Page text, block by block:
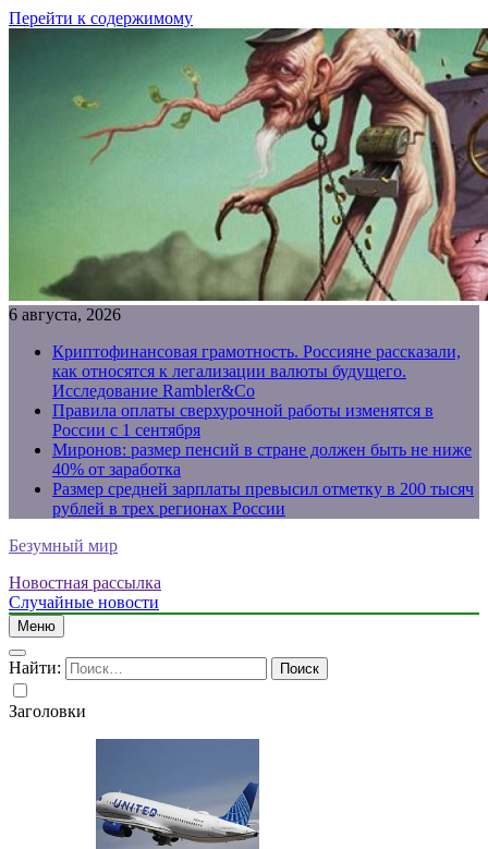
Перейти к содержимому
6 августа, 2026
Криптофинансовая грамотность. Россияне рассказали,
как относятся к легализации валюты будущего.
Исследование Rambler&Co
Правила оплаты сверхурочной работы изменятся в
России с 1 сентября
Миронов: размер пенсий в стране должен быть не ниже
40% от заработка
Размер средней зарплаты превысил отметку в 200 тысяч
рублей в трех регионах России
Безумный мир
Новостная рассылка
Случайные новости
Меню
Найти:
Заголовки